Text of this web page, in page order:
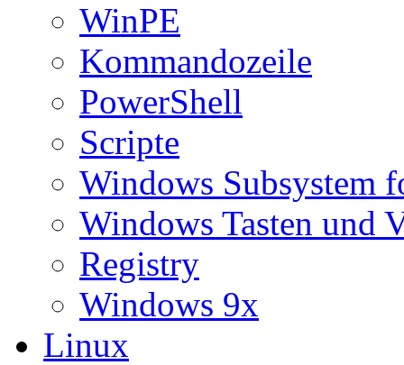
WinPE
Kommandozeile
PowerShell
Scripte
Windows Subsystem
Windows Tasten und
Registry
Windows 9x
Linux